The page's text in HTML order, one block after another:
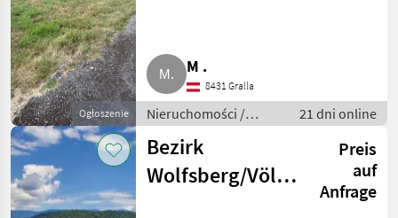
Ogłoszenie
M .
8431 Gralla
Nieruchomości /
Działki
21 dni online
Bezirk
Wolfsberg/Völkermarkt
Bauernhof/Acker/Fläche
Preis
auf
Anfrage